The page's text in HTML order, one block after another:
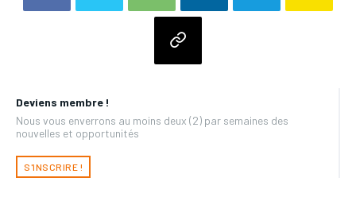
Deviens membre !
Nous vous enverrons au moins deux (2) par semaines des
nouvelles et opportunités
S'INSCRIRE !